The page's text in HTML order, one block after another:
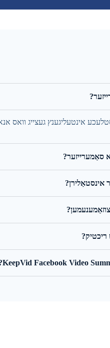
אינטעליגענץ געצייג וואס
סאַמערייזער?
ריכטיק?